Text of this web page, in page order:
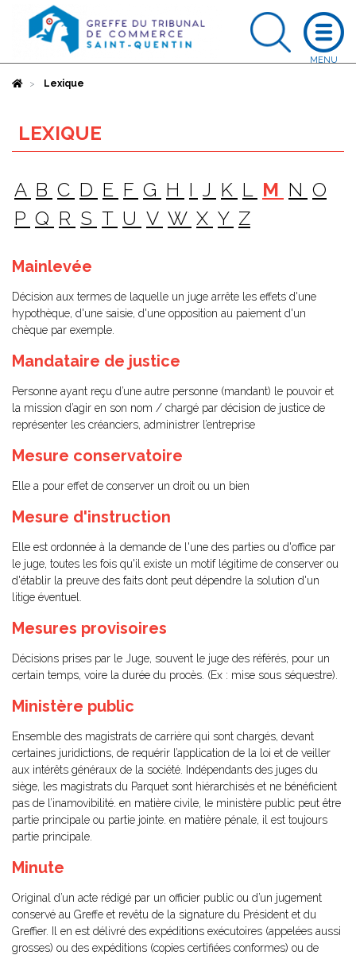
AccueilLexique
LEXIQUE
A B C D E F G H I J K L M N O
P Q R S T U V W X Y Z
Mainlevée
Décision aux termes de laquelle un juge arrête les effets d'une
hypothèque, d'une saisie, d'une opposition au paiement d'un
chèque par exemple.
Mandataire de justice
Personne ayant reçu d’une autre personne (mandant) le pouvoir et
la mission d’agir en son nom / chargé par décision de justice de
représenter les créanciers, administrer l’entreprise
Mesure conservatoire
Elle a pour effet de conserver un droit ou un bien
Mesure d'instruction
Elle est ordonnée à la demande de l'une des parties ou d'office par
le juge, toutes les fois qu'il existe un motif légitime de conserver ou
d'établir la preuve des faits dont peut dépendre la solution d'un
litige éventuel.
Mesures provisoires
Décisions prises par le Juge, souvent le juge des référés, pour un
certain temps, voire la durée du procès. (Ex : mise sous séquestre).
Ministère public
Ensemble des magistrats de carrière qui sont chargés, devant
certaines juridictions, de requérir l’application de la loi et de veiller
aux intérêts généraux de la société. Indépendants des juges du
siège, les magistrats du Parquet sont hiérarchisés et ne bénéficient
pas de l’inamovibilité. en matière civile, le ministère public peut être
partie principale ou partie jointe. en matière pénale, il est toujours
partie principale.
Minute
Original d’un acte rédigé par un officier public ou d’un jugement
conservé au Greffe et revêtu de la signature du Président et du
Greffier. Il en est délivré des expéditions exécutoires (appelées aussi
grosses) ou des expéditions (copies certifiées conformes) ou de